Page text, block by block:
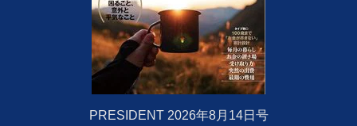
PRESIDENT 2026年8月14日号